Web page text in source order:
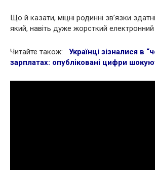
Що й казати, міцні родинні зв’язки
який, навіть дуже жорсткий
Читайте також: Українці зізналися в
зарплатах: опубліковані цифри